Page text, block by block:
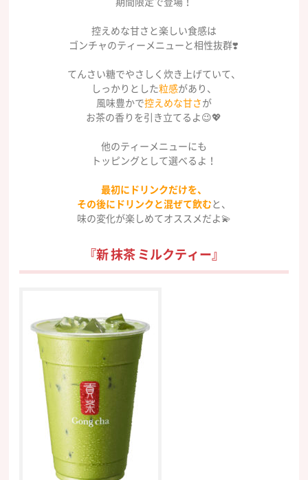
控えめな甘さと楽しい食感は
ゴンチャのティーメニューと相性抜群❣️
てんさい糖でやさしく炊き上げていて、
しっかりとした粒感があり、
風味豊かで控えめな甘さが
お茶の香りを引き立てるよ😉💖
他のティーメニューにも
トッピングとして選べるよ！
最初にドリンクだけを、
その後にドリンクと混ぜて飲むと、
味の変化が楽しめてオススメだよ💫
『新 抹茶 ミルクティー』